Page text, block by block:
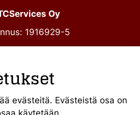
Oy
1916929-5
010 34 19 700
evästeitä. Evästeistä osa on
käytetään